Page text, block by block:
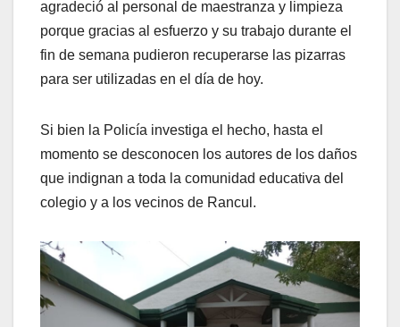
agradeció al personal de maestranza y limpieza
porque gracias al esfuerzo y su trabajo durante el
fin de semana pudieron recuperarse las pizarras
para ser utilizadas en el día de hoy.
Si bien la Policía investiga el hecho, hasta el
momento se desconocen los autores de los daños
que indignan a toda la comunidad educativa del
colegio y a los vecinos de Rancul.